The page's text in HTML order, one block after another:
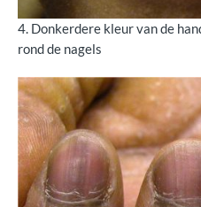
4. Donkerdere kleur van de
rond de nagels